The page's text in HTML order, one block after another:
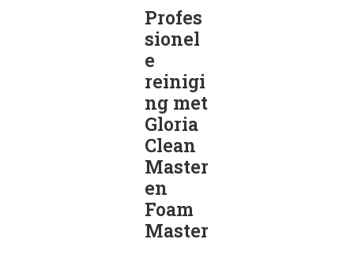
Profes
sionel
e
reinigi
ng met
Gloria
Clean
Master
en
Foam
Master